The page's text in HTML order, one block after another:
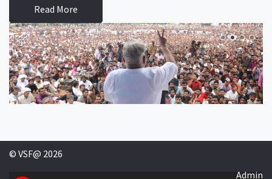
Read More
© VSF@ 2026
Admin